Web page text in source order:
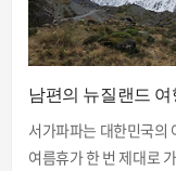
남편의 뉴질랜드
서가파파는 대한민국의
여름휴가 한 번 제대로